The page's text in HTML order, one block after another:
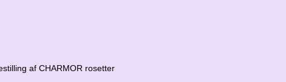
af CHARMOR rosetter